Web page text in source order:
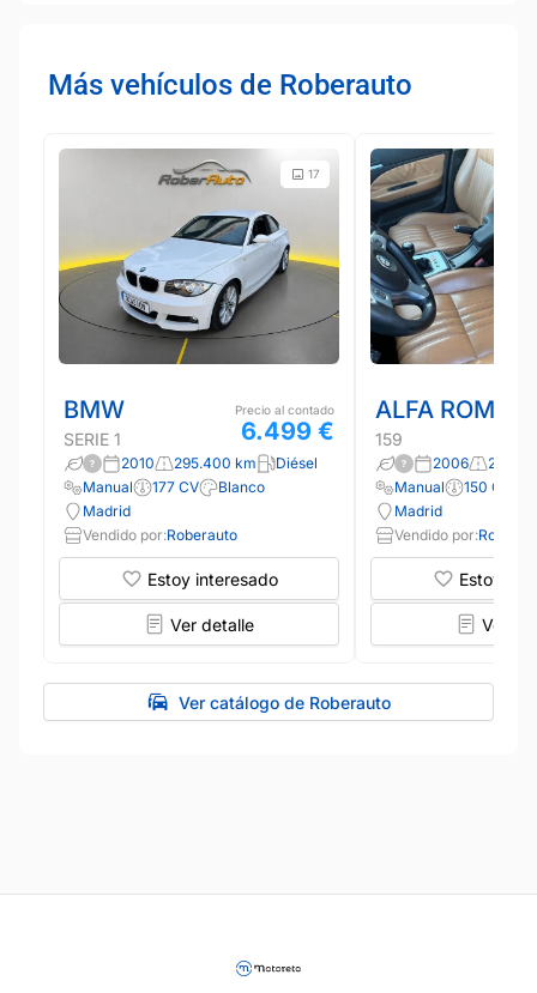
Más vehículos de Roberauto
17
BMW
SERIE 1
Precio al contado
6.499 €
2010 295.400 km
Diésel
Manual
177 CV
Blanco
Madrid
Vendido por:Roberauto
Estoy interesado
Ver detalle
ALFA ROMEO
159
2006
Manual
150 CV
Madrid
Vendido por:
Estoy
Ver
Ver catálogo de Roberauto